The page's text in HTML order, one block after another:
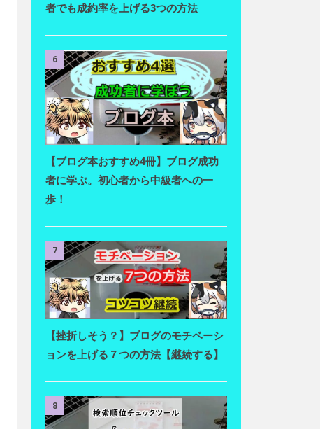
者でも成約率を上げる3つの方法
6
【ブログ本おすすめ4冊】ブログ成功
者に学ぶ。初心者から中級者への一
歩！
7
【挫折しそう？】ブログのモチベーシ
ョンを上げる７つの方法【継続する】
8